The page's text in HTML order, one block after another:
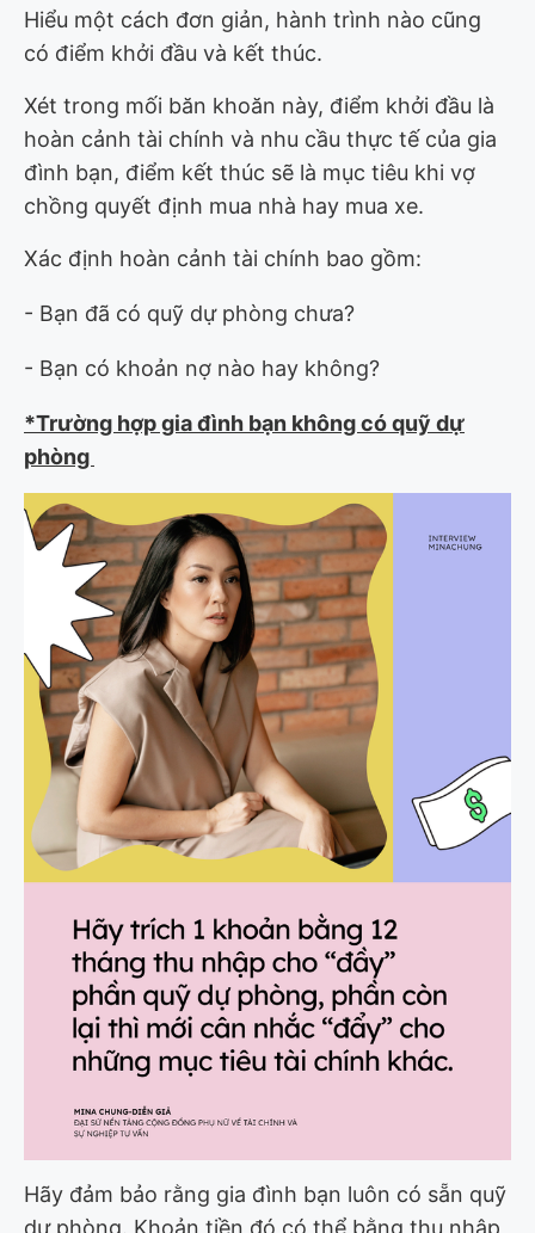
Hiểu một cách đơn giản, hành trình nào cũng
có điểm khởi đầu và kết thúc.
Xét trong mối băn khoăn này, điểm khởi đầu là
hoàn cảnh tài chính và nhu cầu thực tế của gia
đình bạn, điểm kết thúc sẽ là mục tiêu khi vợ
chồng quyết định mua nhà hay mua xe.
Xác định hoàn cảnh tài chính bao gồm:
- Bạn đã có quỹ dự phòng chưa?
- Bạn có khoản nợ nào hay không?
*Trường hợp gia đình bạn không có quỹ dự
phòng
Hãy đảm bảo rằng gia đình bạn luôn có sẵn quỹ
dự phòng. Khoản tiền đó có thể bằng thu nhập